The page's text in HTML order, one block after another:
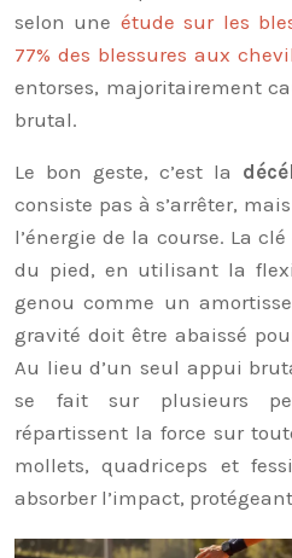
selon une étude sur les
77% des blessures aux
entorses, majoritairement
brutal.
Le bon geste, c’est la
consiste pas à s’arrêter,
l’énergie de la course. La
du pied, en utilisant la
genou comme un
gravité doit être abaissé
Au lieu d’un seul appui
se fait sur plusieurs
répartissent la force sur
mollets, quadriceps et
absorber l’impact,